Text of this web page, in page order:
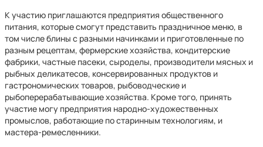
К участию приглашаются предприятия общественного
питания, которые смогут представить праздничное меню, в
том числе блины с разными начинками и приготовленные по
разным рецептам, фермерские хозяйства, кондитерские
фабрики, частные пасеки, сыроделы, производители мясных и
рыбных деликатесов, консервированных продуктов и
гастрономических товаров, рыбоводческие и
рыбоперерабатывающие хозяйства. Кроме того, принять
участие могу предприятия народно-художественных
промыслов, работающие по старинным технологиям, и
мастера-ремесленники.